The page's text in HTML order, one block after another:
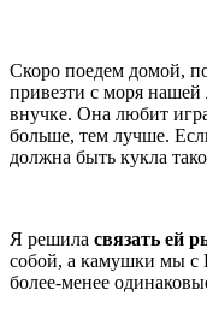
Скоро поедем домой,
привезти с моря
внучке. Она любит
больше, тем лучше.
должна быть кукла
Я решила связать ей
собой, а камушки мы с
более-менее